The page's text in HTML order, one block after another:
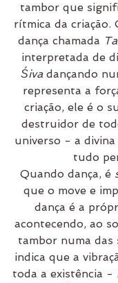
tambor que
rítmica da criação.
dança chamada
interpretada de
Śiva dançando
representa a
criação, ele é o
destruidor de
universo - a divina
tudo
Quando dança, é
que o move e
dança é a
acontecendo, ao
tambor numa das
indica que a
toda a existência -